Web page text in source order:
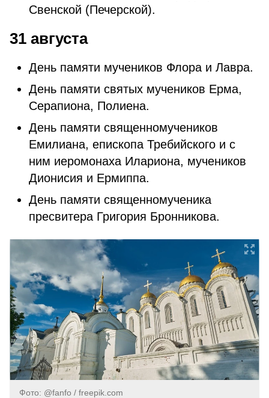
Свенской (Печерской).
31 августа
День памяти мучеников Флора и Лавра.
День памяти святых мучеников Ерма,
Серапиона, Полиена.
День памяти священномучеников
Емилиана, епископа Требийского и с
ним иеромонаха Илариона, мучеников
Дионисия и Ермиппа.
День памяти священномученика
пресвитера Григория Бронникова.
Фото: @fanfo / freepik.com